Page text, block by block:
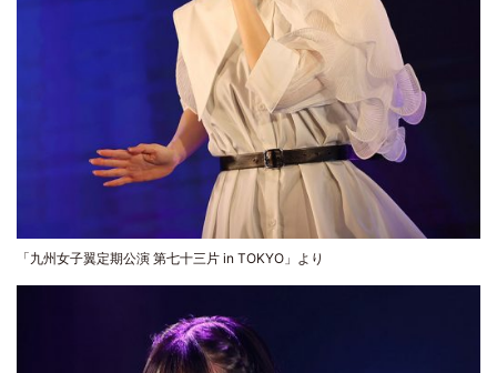
「九州女子翼定期公演 第七十三片 in TOKYO」より